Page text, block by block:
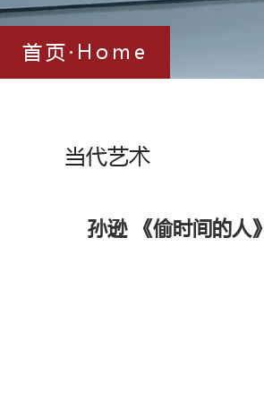
首页·Home
当代艺术
孙逊 《偷时间的人》